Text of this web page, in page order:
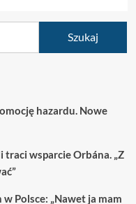
hazardu. Nowe
wsparcie Orbána. „Z
Polsce: „Nawet ja mam